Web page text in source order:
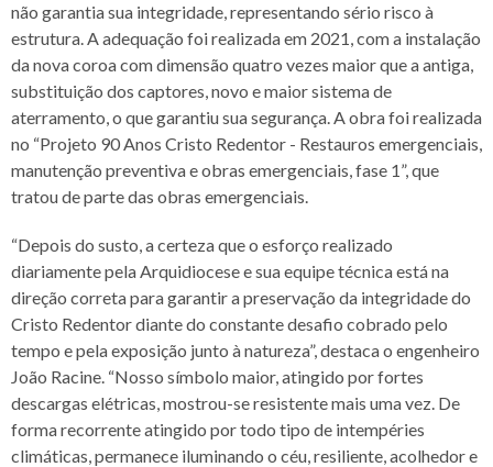
não garantia sua integridade, representando sério risco à
estrutura. A adequação foi realizada em 2021, com a instalação
da nova coroa com dimensão quatro vezes maior que a antiga,
substituição dos captores, novo e maior sistema de
aterramento, o que garantiu sua segurança. A obra foi realizada
no “Projeto 90 Anos Cristo Redentor - Restauros emergenciais,
manutenção preventiva e obras emergenciais, fase 1”, que
tratou de parte das obras emergenciais.
“Depois do susto, a certeza que o esforço realizado
diariamente pela Arquidiocese e sua equipe técnica está na
direção correta para garantir a preservação da integridade do
Cristo Redentor diante do constante desafio cobrado pelo
tempo e pela exposição junto à natureza”, destaca o engenheiro
João Racine. “Nosso símbolo maior, atingido por fortes
descargas elétricas, mostrou-se resistente mais uma vez. De
forma recorrente atingido por todo tipo de intempéries
climáticas, permanece iluminando o céu, resiliente, acolhedor e